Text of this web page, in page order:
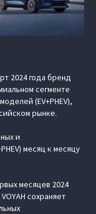
2024 года бренд
сегменте
(EV+PHEV),
рынке.
и
месяц к месяцу
месяцев 2024
сохраняет